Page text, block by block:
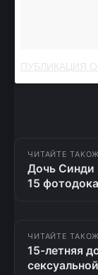
ПУБЛИКАЦИЯ ОТ
ЧИТАЙТЕ ТАКОЖ
Дочь Синди
15
ЧИТАЙТЕ ТАКОЖ
15-летняя